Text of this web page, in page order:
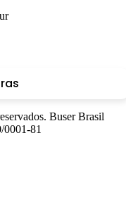
Buser Brasil
81